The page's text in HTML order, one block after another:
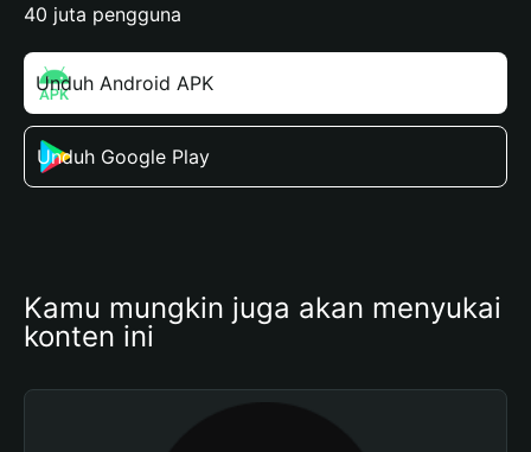
40 juta pengguna
Unduh Android APK
Unduh Google Play
Kamu mungkin juga akan menyukai
konten ini